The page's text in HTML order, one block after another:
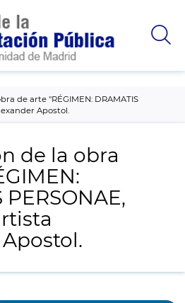
de arte "RÉGIMEN: DRAMATIS
Apostol.
de la obra
PERSONAE,